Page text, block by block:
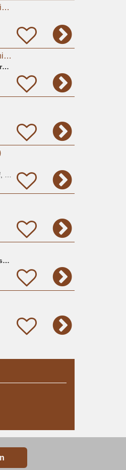
TFA (m/w/d) in Teilzeit in Berlin (Neukölln) bei Tierarztpraxis Sarah Watson
Tierlieb, einfühlsam und teamfähig? Tiermedizinische Fachangestellte(m/w/d), Tierpfleger*in
Kleintierpraxis Davenstedt - Dr. med. vet. Astrid Krause-Lürig
Dr. A. Koch & A. Sohns Tierärztliches Gesundheitszentrum Oerzen GbR